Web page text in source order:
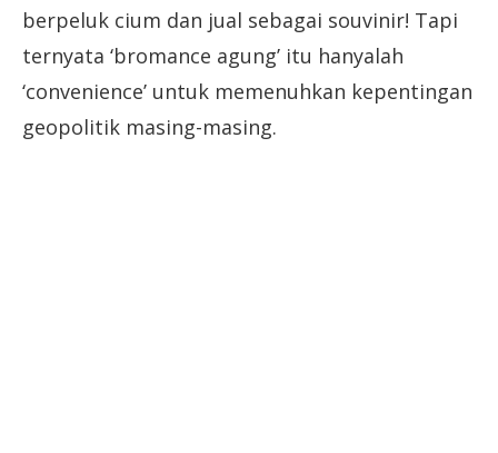
berpeluk cium dan jual sebagai souvinir! Tapi
ternyata ‘bromance agung’ itu hanyalah
‘convenience’ untuk memenuhkan kepentingan
geopolitik masing-masing.